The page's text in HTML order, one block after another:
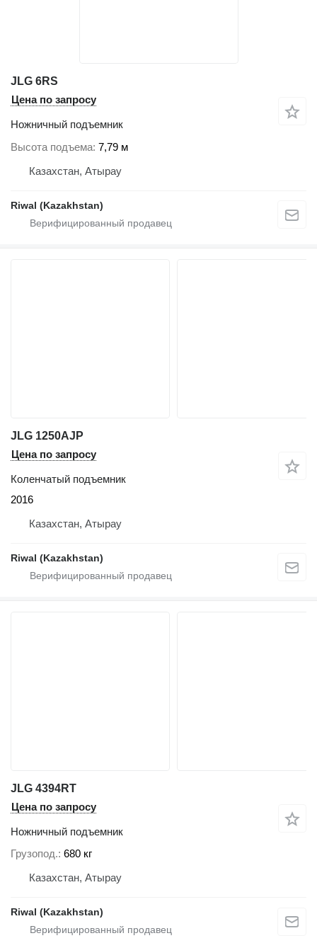
JLG 6RS
Цена по запросу
Ножничный подъемник
Высота подъема 7,79 м
Казахстан, Атырау
Riwal (Kazakhstan)
JLG 1250AJP
Цена по запросу
Коленчатый подъемник
2016
Казахстан, Атырау
Riwal (Kazakhstan)
JLG 4394RT
Цена по запросу
Ножничный подъемник
Грузопод. 680 кг
Казахстан, Атырау
Riwal (Kazakhstan)